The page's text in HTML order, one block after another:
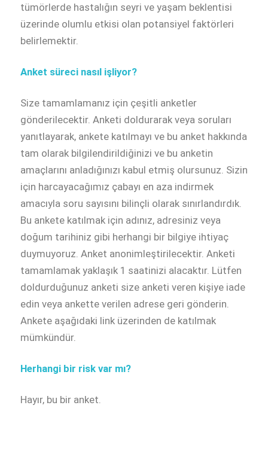
tümörlerde hastalığın seyri ve yaşam beklentisi
üzerinde olumlu etkisi olan potansiyel faktörleri
belirlemektir.
Anket süreci nasıl işliyor?
Size tamamlamanız için çeşitli anketler
gönderilecektir. Anketi doldurarak veya soruları
yanıtlayarak, ankete katılmayı ve bu anket hakkında
tam olarak bilgilendirildiğinizi ve bu anketin
amaçlarını anladığınızı kabul etmiş olursunuz. Sizin
için harcayacağımız çabayı en aza indirmek
amacıyla soru sayısını bilinçli olarak sınırlandırdık.
Bu ankete katılmak için adınız, adresiniz veya
doğum tarihiniz gibi herhangi bir bilgiye ihtiyaç
duymuyoruz. Anket anonimleştirilecektir. Anketi
tamamlamak yaklaşık 1 saatinizi alacaktır. Lütfen
doldurduğunuz anketi size anketi veren kişiye iade
edin veya ankette verilen adrese geri gönderin.
Ankete aşağıdaki link üzerinden de katılmak
mümkündür.
Herhangi bir risk var mı?
Hayır, bu bir anket.